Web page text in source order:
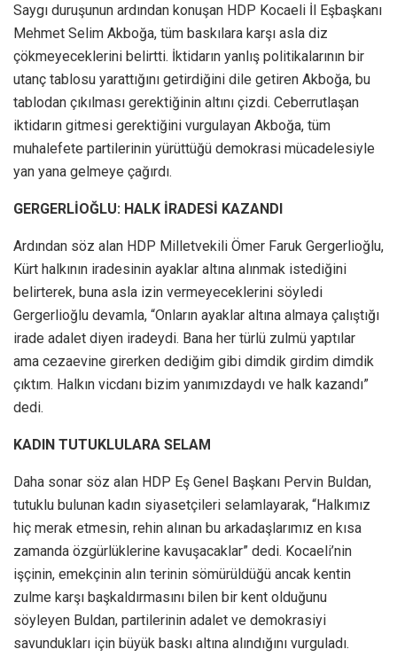
Saygı duruşunun ardından konuşan HDP Kocaeli İl Eşbaşkanı
Mehmet Selim Akboğa, tüm baskılara karşı asla diz
çökmeyeceklerini belirtti. İktidarın yanlış politikalarının bir
utanç tablosu yarattığını getirdiğini dile getiren Akboğa, bu
tablodan çıkılması gerektiğinin altını çizdi. Ceberrutlaşan
iktidarın gitmesi gerektiğini vurgulayan Akboğa, tüm
muhalefete partilerinin yürüttüğü demokrasi mücadelesiyle
yan yana gelmeye çağırdı.
GERGERLİOĞLU: HALK İRADESİ KAZANDI
Ardından söz alan HDP Milletvekili Ömer Faruk Gergerlioğlu,
Kürt halkının iradesinin ayaklar altına alınmak istediğini
belirterek, buna asla izin vermeyeceklerini söyledi
Gergerlioğlu devamla, “Onların ayaklar altına almaya çalıştığı
irade adalet diyen iradeydi. Bana her türlü zulmü yaptılar
ama cezaevine girerken dediğim gibi dimdik girdim dimdik
çıktım. Halkın vicdanı bizim yanımızdaydı ve halk kazandı”
dedi.
KADIN TUTUKLULARA SELAM
Daha sonar söz alan HDP Eş Genel Başkanı Pervin Buldan,
tutuklu bulunan kadın siyasetçileri selamlayarak, “Halkımız
hiç merak etmesin, rehin alınan bu arkadaşlarımız en kısa
zamanda özgürlüklerine kavuşacaklar” dedi. Kocaeli’nin
işçinin, emekçinin alın terinin sömürüldüğü ancak kentin
zulme karşı başkaldırmasını bilen bir kent olduğunu
söyleyen Buldan, partilerinin adalet ve demokrasiyi
savundukları için büyük baskı altına alındığını vurguladı.